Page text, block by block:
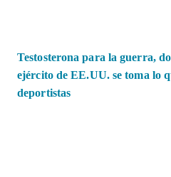
Testosterona para la guerra,
ejército de EE.UU. se toma lo
deportistas